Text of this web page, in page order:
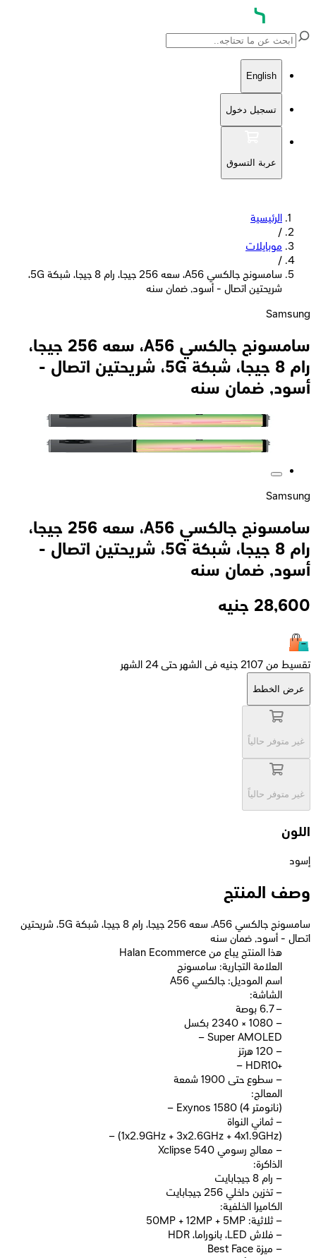
English
تسجيل دخول
عربة التسوق
الرئيسية
/
موبايلات
/
سامسونج جالكسي A56، سعه 256 جيجا، رام 8 جيجا، شبكة 5G،
شريحتين اتصال - أسود, ضمان سنه
Samsung
سامسونج جالكسي A56، سعه 256 جيجا،
رام 8 جيجا، شبكة 5G، شريحتين اتصال -
أسود, ضمان سنه
Samsung
سامسونج جالكسي A56، سعه 256 جيجا،
رام 8 جيجا، شبكة 5G، شريحتين اتصال -
أسود, ضمان سنه
28,600 جنيه
تقسيط من 2107 جنيه فى الشهر حتى 24 الشهر
عرض الخطط
غير متوفر حالياً
غير متوفر حالياً
اللون
إسود
وصف المنتج
سامسونج جالكسي A56، سعه 256 جيجا، رام 8 جيجا، شبكة 5G، شريحتين
اتصال - أسود, ضمان سنه
Halan Ecommerce هذا المنتج يباع من
العلامة التجارية: سامسونج
اسم الموديل: جالكسي A56
الشاشة:
– 6.7 بوصة
– 1080 × 2340 بكسل
– Super AMOLED
– 120 هرتز
– HDR10+
– سطوع حتى 1900 شمعة
المعالج:
– Exynos 1580 (4 نانومتر)
– ثماني النواة
– (1x2.9GHz + 3x2.6GHz + 4x1.9GHz)
– معالج رسومي Xclipse 540
الذاكرة:
– رام 8 جيجابايت
– تخزين داخلي 256 جيجابايت
الكاميرا الخلفية:
– ثلاثية: 50MP + 12MP + 5MP
– فلاش LED، بانوراما، HDR
– ميزة Best Face